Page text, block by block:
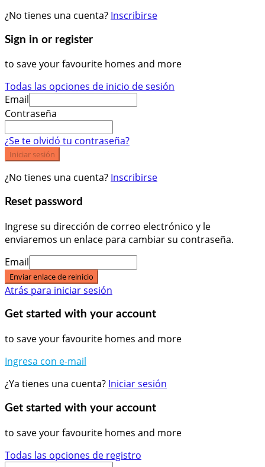
¿No tienes una cuenta? Inscribirse
Sign in or register
to save your favourite homes and more
Todas las opciones de inicio de sesión
Email
Contraseña
¿Se te olvidó tu contraseña?
Iniciar sesión
¿No tienes una cuenta? Inscribirse
Reset password
Ingrese su dirección de correo electrónico y le
enviaremos un enlace para cambiar su contraseña.
Email
Enviar enlace de reinicio
Atrás para iniciar sesión
Get started with your account
to save your favourite homes and more
Ingresa con e-mail
¿Ya tienes una cuenta? Iniciar sesión
Get started with your account
to save your favourite homes and more
Todas las opciones de registro